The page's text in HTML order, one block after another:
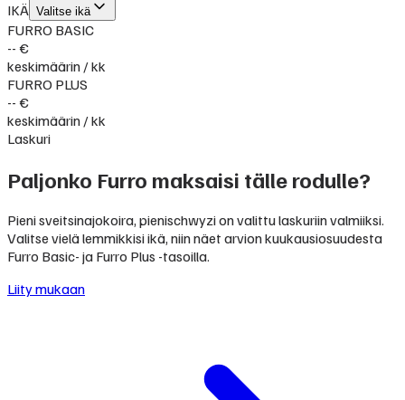
IKÄ Valitse ikä
FURRO BASIC
-- €
keskimäärin / kk
FURRO PLUS
-- €
keskimäärin / kk
Laskuri
Paljonko Furro maksaisi tälle rodulle?
Pieni sveitsinajokoira, pienischwyzi on valittu laskuriin valmiiksi.
Valitse vielä lemmikkisi ikä, niin näet arvion kuukausiosuudesta
Furro Basic- ja Furro Plus -tasoilla.
Liity mukaan